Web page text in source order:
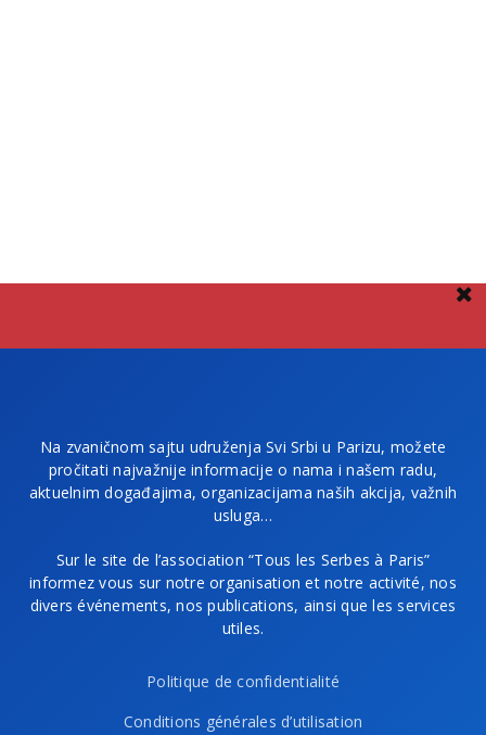
Na zvaničnom sajtu udruženja Svi Srbi u Parizu, možete
pročitati najvažnije informacije o nama i našem radu,
aktuelnim događajima, organizacijama naših akcija, važnih
usluga…
Sur le site de l’association “Tous les Serbes à Paris”
informez vous sur notre organisation et notre activité, nos
divers événements, nos publications, ainsi que les services
utiles.
Politique de confidentialité
Conditions générales d’utilisation